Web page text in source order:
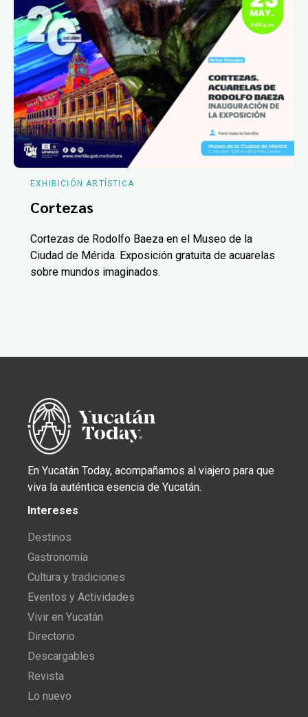
EXHIBICIÓN ARTÍSTICA
Cortezas
Cortezas de Rodolfo Baeza en el Museo de la
Ciudad de Mérida. Exposición gratuita de acuarelas
sobre mundos imaginados.
En Yucatán Today, acompañamos al viajero para que
viva la auténtica esencia de Yucatán.
Intereses
Destinos
Gastronomía
Cultura y tradiciones
Eventos y Actividades
Vivir en Yucatán
Directorio
Descargables
Revista
Lo nuevo